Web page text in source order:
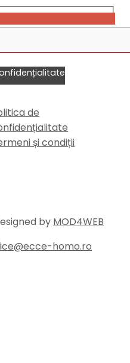
de
și condiții
by MOD4WEB
homo.ro